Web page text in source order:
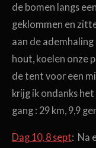
de bomen langs
geklommen en
aan de
hout, koelen onze
de tent voor een
krijg ik ondanks
gang : 29 km, 9,9
Dag 10, 8 sept: Na